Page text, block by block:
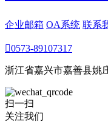
企业邮箱 OA系统 联系
0573-89107317
浙江省嘉兴市嘉善县姚
扫一扫
关注我们